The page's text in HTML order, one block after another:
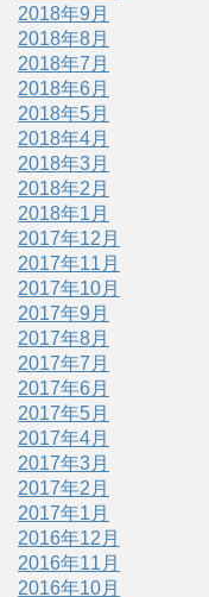
2018年9月
2018年8月
2018年7月
2018年6月
2018年5月
2018年4月
2018年3月
2018年2月
2018年1月
2017年12月
2017年11月
2017年10月
2017年9月
2017年8月
2017年7月
2017年6月
2017年5月
2017年4月
2017年3月
2017年2月
2017年1月
2016年12月
2016年11月
2016年10月